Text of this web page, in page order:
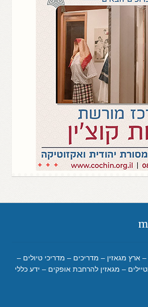
ארץ מגאזין – מדריכים – מדריכי טיולים –
– מגאזין להרחבת אופקים – ידע כללי